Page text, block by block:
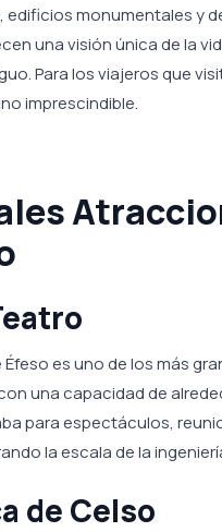
edificios monumentales y
una visión única de la
Para los viajeros que
imprescindible.
Éfeso es uno de los más
una capacidad de
para espectáculos,
la escala de la
de Celso